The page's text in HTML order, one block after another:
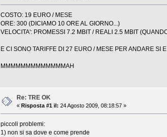
COSTO: 19 EURO / MESE
ORE: 300 (DICIAMO 10 ORE AL GIORNO...)
VELOCITA': PROMESSI 7.2 MBIT / REALI 2.5 MBIT
E CI SONO TARIFFE DI 27 EURO / MESE PER ANDARE SI
MMMMMMMMMMMMMAH
Re: TRE OK
« Risposta #1 il: 24 Agosto 2009, 08:18:57 »
piccoli problemi:
1) non si sa dove e come prende